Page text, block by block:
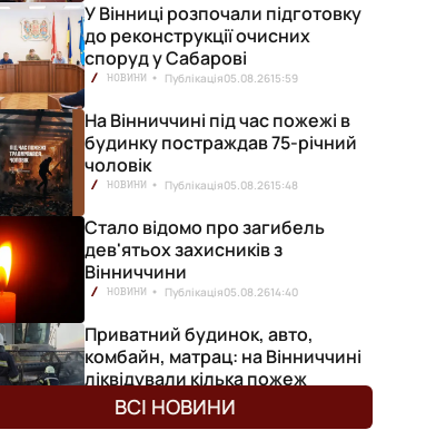
У Вінниці розпочали підготовку
до реконструкції очисних
споруд у Сабарові
НОВИНИ Публікація05.08.2615:59
На Вінниччині під час пожежі в
будинку постраждав 75-річний
чоловік
НОВИНИ Публікація05.08.2615:48
Стало відомо про загибель
дев'ятьох захисників з
Вінниччини
НОВИНИ Публікація05.08.2614:40
Приватний будинок, авто,
комбайн, матрац: на Вінниччині
ліквідували кілька пожеж
НОВИНИ Публікація05.08.26
ВСІ НОВИНИ